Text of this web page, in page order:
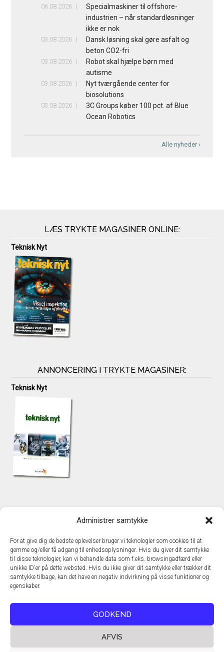
Administrer samtykke
For at give dig de bedste oplevelser bruger vi teknologier som cookies til at
gemme og/eller få adgang til enhedsoplysninger. Hvis du giver dit samtykke
til disse teknologier, kan vi behandle data som f.eks. browsingadfærd eller
unikke ID'er på dette websted. Hvis du ikke giver dit samtykke eller trækker dit
samtykke tilbage, kan det have en negativ indvirkning på visse funktioner og
egenskaber.
GODKEND
AFVIS
06.08.2026
Specialmaskiner til offshore-
industrien – når standardløsninger
ikke er nok
03.08.2026
Dansk løsning skal gøre asfalt og
beton CO2-fri
03.08.2026
Robot skal hjælpe børn med
autisme
03.08.2026
Nyt tværgående center for
biosolutions
03.08.2026
3C Groups køber 100 pct. af Blue
Ocean Robotics
Alle nyheder ›
LÆS TRYKTE MAGASINER ONLINE:
Teknisk Nyt
ANNONCERING I TRYKTE MAGASINER:
Teknisk Nyt
TechMedia A/S
DK - 2600 Glostrup
www.techmedia.dk
Telefon: +45 43 24 26 28
E-mail:info@techmedia.dk